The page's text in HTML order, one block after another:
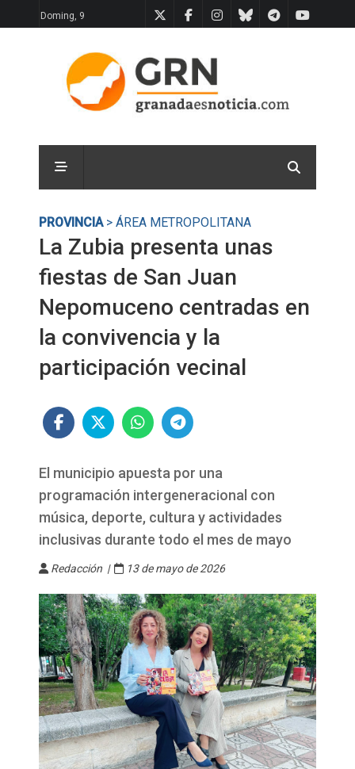
Doming, 9
PROVINCIA> ÁREA METROPOLITANA
La Zubia presenta unas
fiestas de San Juan
Nepomuceno centradas en
la convivencia y la
participación vecinal
El municipio apuesta por una
programación intergeneracional con
música, deporte, cultura y actividades
inclusivas durante todo el mes de mayo
Redacción | 13 de mayo de 2026